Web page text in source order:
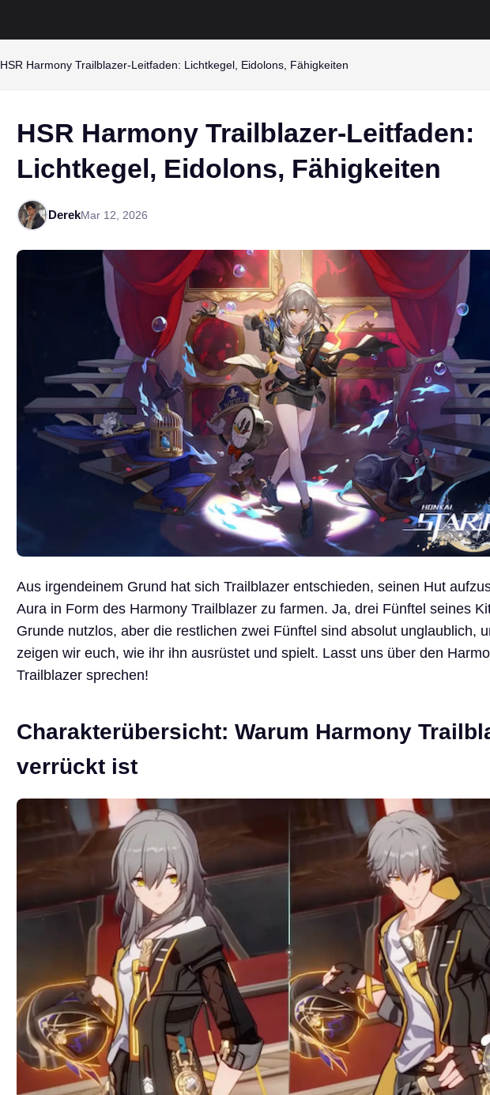
HSR Harmony Trailblazer-Leitfaden: Lichtkegel, Eidolons, Fähigkeiten
HSR Harmony Trailblazer-Leitfaden:
Lichtkegel, Eidolons, Fähigkeiten
DerekMar 12, 2026
Aus irgendeinem Grund hat sich Trailblazer entschieden, seinen Hut
Aura in Form des Harmony Trailblazer zu farmen. Ja, drei Fünftel seines
Grunde nutzlos, aber die restlichen zwei Fünftel sind absolut unglaublich,
zeigen wir euch, wie ihr ihn ausrüstet und spielt. Lasst uns über den
Trailblazer sprechen!
Charakterübersicht: Warum Harmony
verrückt ist